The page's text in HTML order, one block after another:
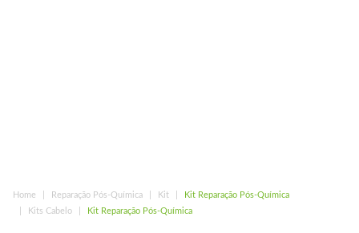
Home Reparação Pós-Química Kit
Kit Reparação Pós-Química
Kits Cabelo
Kit Reparação Pós-Química